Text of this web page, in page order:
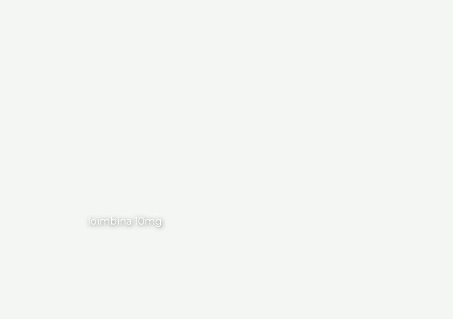
Ioimbina 10mg